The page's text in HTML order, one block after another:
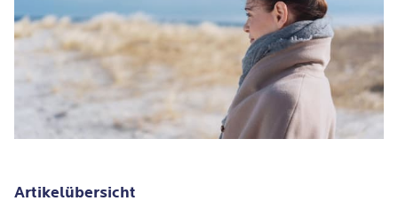
Artikelübersicht